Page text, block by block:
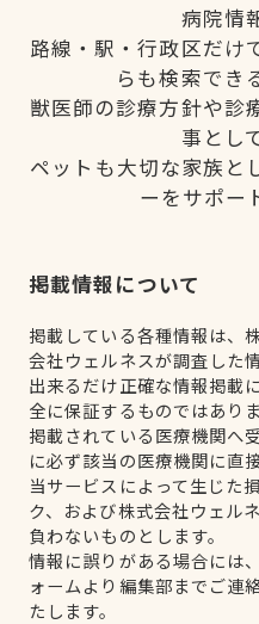
病院情
路線・駅・行政区だけ
らも検索でき
獣医師の診療方針や診
事とし
ペットも大切な家族と
ーをサポー
掲載情報について
掲載している各種情報は、
会社ウェルネスが調査した
出来るだけ正確な情報掲載
全に保証するものではありま
掲載されている医療機関へ
に必ず該当の医療機関に直
当サービスによって生じた
ク、および株式会社ウェル
負わないものとします。
情報に誤りがある場合には
ォームより編集部までご連
たします。